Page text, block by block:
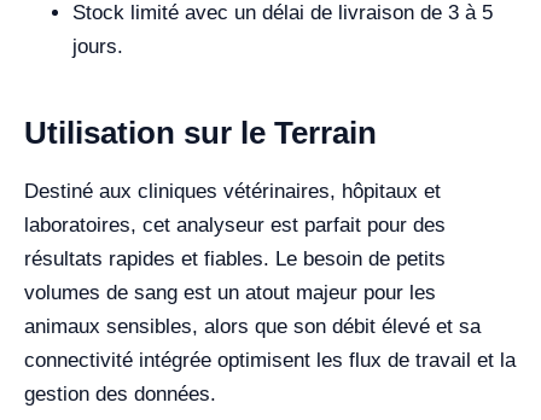
Stock limité avec un délai de livraison de 3 à 5
jours.
Utilisation sur le Terrain
Destiné aux cliniques vétérinaires, hôpitaux et
laboratoires, cet analyseur est parfait pour des
résultats rapides et fiables. Le besoin de petits
volumes de sang est un atout majeur pour les
animaux sensibles, alors que son débit élevé et sa
connectivité intégrée optimisent les flux de travail et la
gestion des données.